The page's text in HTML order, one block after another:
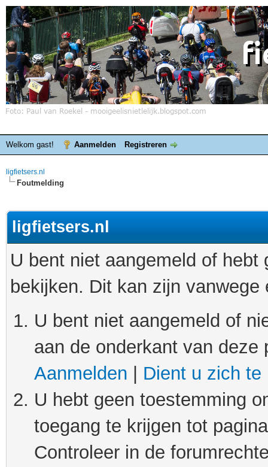
Welkom gast! Aanmelden Registreren
ligfietsers.nl
Foutmelding
ligfietsers.nl
U bent niet aangemeld of
bekijken. Dit kan zijn
U bent niet aangemeld of
aan de onderkant van
Aanmelden
Dient u zich te
U hebt geen toestemming
toegang te krijgen tot
Controleer in de